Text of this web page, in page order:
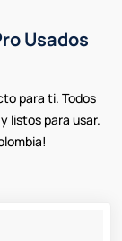
Usados
para ti. Todos
listos para usar.